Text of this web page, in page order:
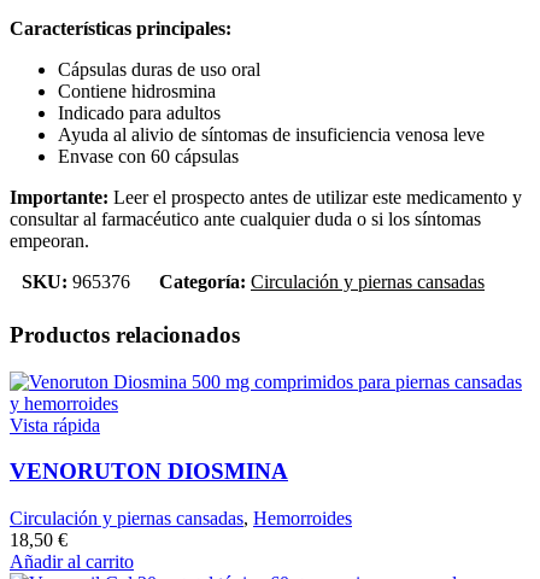
Características principales:
Cápsulas duras de uso oral
Contiene hidrosmina
Indicado para adultos
Ayuda al alivio de síntomas de insuficiencia venosa leve
Envase con 60 cápsulas
Importante: Leer el prospecto antes de utilizar este medicamento y
consultar al farmacéutico ante cualquier duda o si los síntomas
empeoran.
SKU: 965376 Categoría: Circulación y piernas cansadas
Productos relacionados
Vista rápida
VENORUTON DIOSMINA
Circulación y piernas cansadas, Hemorroides
18,50 €
Añadir al carrito